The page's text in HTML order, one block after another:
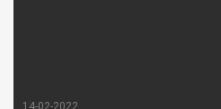
14-02-2022